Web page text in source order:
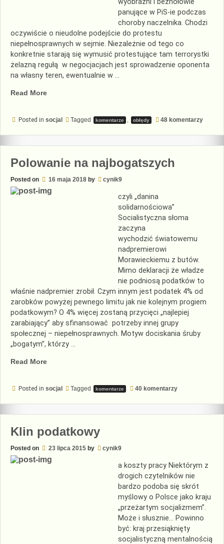
panujące w PiS-ie podczas
choroby naczelnika. Chodzi
oczywiście o nieudolne podejście do protestu
niepełnosprawnych w sejmie. Niezależnie od tego co
konkretnie starają się wymusić protestujące tam terrorystki
żelazną regułą w negocjacjach jest sprowadzenie oponenta
na własny teren, ewentualnie w …
Read More„Kurs
terrorystami”
Posted in socjal Tagged komentarze , obłędy 48 komentarzydo
Polowanie na najbogatszych
Posted on 16 maja 2018 by cynik9
czyli „danina
solidarnościowa”
Socialistyczna słoma
zaczyna
wychodzić światowemu
nadpremierowi
Morawieckiemu z butów.
Mimo deklaracji że władze
nie podniosą podatków to
właśnie nadpremier zrobił. Czym innym jest podatek 4% od
zarobków powyżej pewnego limitu jak nie kolejnym progiem
podatkowym? O 4% więcej zostaną przycięci „najlepiej
zarabiający” aby sfinansować potrzeby innej grupy
społecznej – niepełnosprawnych. Motyw dociskania śruby
„bogatym”, którzy …
Read More„Polowanie
Posted in socjal Tagged komentarze 40 komentarzydo
Klin podatkowy
Posted on 23 lipca 2015 by cynik9
a koszty pracy Niektórym z
drogich czytelników nie
bardzo podoba się skrót
myślowy o Polsce jako kraju
„przeżartym socjalizmem”.
Może i słusznie… Powinno
być: kraj przesiąknięty
socjalistyczną mentalnością